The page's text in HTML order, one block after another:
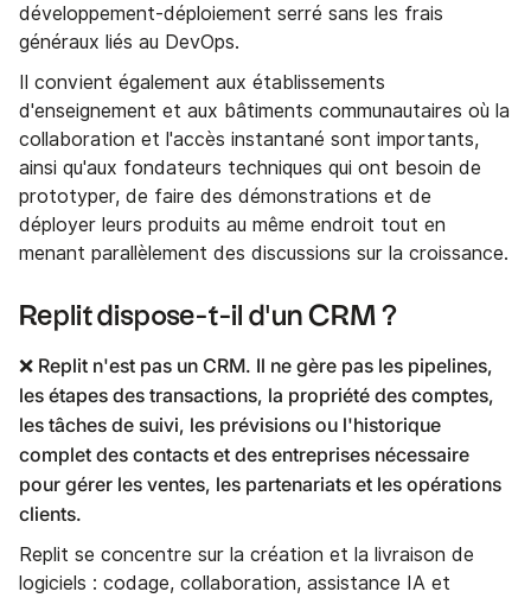
développement-déploiement serré sans les frais
généraux liés au DevOps.
Il convient également aux établissements
d'enseignement et aux bâtiments communautaires où la
collaboration et l'accès instantané sont importants,
ainsi qu'aux fondateurs techniques qui ont besoin de
prototyper, de faire des démonstrations et de
déployer leurs produits au même endroit tout en
menant parallèlement des discussions sur la croissance.
Replit dispose-t-il d'un CRM ?
❌ Replit n'est pas un CRM. Il ne gère pas les pipelines,
les étapes des transactions, la propriété des comptes,
les tâches de suivi, les prévisions ou l'historique
complet des contacts et des entreprises nécessaire
pour gérer les ventes, les partenariats et les opérations
clients.
Replit se concentre sur la création et la livraison de
logiciels : codage, collaboration, assistance IA et